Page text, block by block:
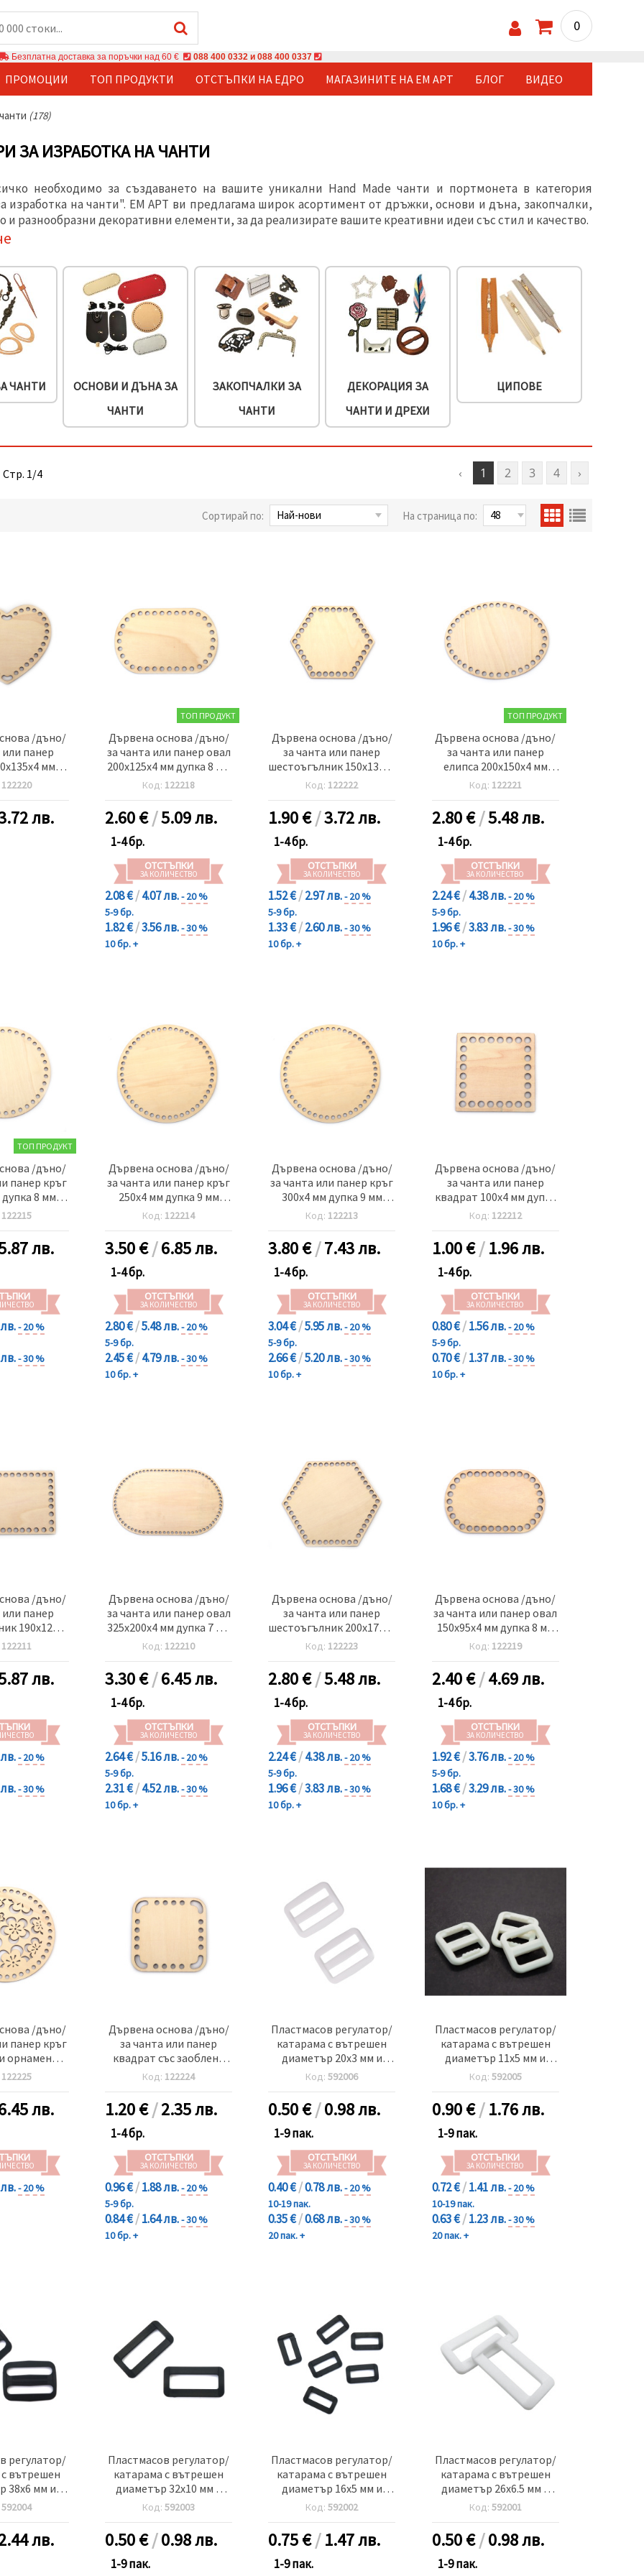
0
Безплатна доставка за поръчки над 60 € 088 400 0332 и 088 400 0337
ПРОМОЦИИ ТОП ПРОДУКТИ ОТСТЪПКИ НА ЕДРО МАГАЗИНИТЕ НА ЕМ АРТ БЛОГ ВИДЕО
(178)
ЗА ИЗРАБОТКА НА ЧАНТИ
необходимо за създаването на вашите уникални Hand Made чанти и портмонета в категория
изработка на чанти". ЕМ АРТ ви предлагама широк асортимент от дръжки, основи и дъна, закопчалки,
и разнообразни декоративни елементи, за да реализирате вашите креативни идеи със стил и качество.
ЧАНТИ
ОСНОВИ И ДЪНА ЗА
ЧАНТИ
ЗАКОПЧАЛКИ ЗА
ЧАНТИ
ДЕКОРАЦИЯ ЗА
ЧАНТИ И ДРЕХИ
ЦИПОВЕ
‹ 1 2 3 4 ›
Стр. 1/4
Сортирай по: На страница по:
/дъно/
или панер
мм
цвят дърво
122220
лв.
ТОП ПРОДУКТ
Дървена основа /дъно/
за чанта или панер овал
200x125x4 мм дупка 8 мм
цвят дърво
Код: 122218
2.60€/5.09 лв.
1-4 бр.
ОТСТЪПКИ
ЗА КОЛИЧЕСТВО
2.08 €/4.07 лв.- 20 %
5-9 бр.
1.82 €/3.56 лв.- 30 %
10 бр. +
Дървена основа /дъно/
за чанта или панер
шестоъгълник 150x130x4
мм дупка 8 мм цвят
дърво
Код: 122222
1.90€/3.72 лв.
1-4 бр.
ОТСТЪПКИ
ЗА КОЛИЧЕСТВО
1.52 €/2.97 лв.- 20 %
5-9 бр.
1.33 €/2.60 лв.- 30 %
10 бр. +
ТОП ПРОДУКТ
Дървена основа /дъно/
за чанта или панер
елипса 200x150x4 мм
дупка 8 мм цвят дърво
Код: 122221
2.80€/5.48 лв.
1-4 бр.
ОТСТЪПКИ
ЗА КОЛИЧЕСТВО
2.24 €/4.38 лв.- 20 %
5-9 бр.
1.96 €/3.83 лв.- 30 %
10 бр. +
ТОП ПРОДУКТ
/дъно/
панер кръг
8 мм
дърво
122215
лв.
- 20 %
- 30 %
Дървена основа /дъно/
за чанта или панер кръг
250x4 мм дупка 9 мм
цвят дърво
Код: 122214
3.50€/6.85 лв.
1-4 бр.
ОТСТЪПКИ
ЗА КОЛИЧЕСТВО
2.80 €/5.48 лв.- 20 %
5-9 бр.
2.45 €/4.79 лв.- 30 %
10 бр. +
Дървена основа /дъно/
за чанта или панер кръг
300x4 мм дупка 9 мм
цвят дърво
Код: 122213
3.80€/7.43 лв.
1-4 бр.
ОТСТЪПКИ
ЗА КОЛИЧЕСТВО
3.04 €/5.95 лв.- 20 %
5-9 бр.
2.66 €/5.20 лв.- 30 %
10 бр. +
Дървена основа /дъно/
за чанта или панер
квадрат 100x4 мм дупка
8 мм цвят дърво
Код: 122212
1.00€/1.96 лв.
1-4 бр.
ОТСТЪПКИ
ЗА КОЛИЧЕСТВО
0.80 €/1.56 лв.- 20 %
5-9 бр.
0.70 €/1.37 лв.- 30 %
10 бр. +
/дъно/
или панер
190x120x4
8 мм цвят
122211
лв.
- 20 %
- 30 %
Дървена основа /дъно/
за чанта или панер овал
325x200x4 мм дупка 7 мм
цвят дърво
Код: 122210
3.30€/6.45 лв.
1-4 бр.
ОТСТЪПКИ
ЗА КОЛИЧЕСТВО
2.64 €/5.16 лв.- 20 %
5-9 бр.
2.31 €/4.52 лв.- 30 %
10 бр. +
Дървена основа /дъно/
за чанта или панер
шестоъгълник 200x174x4
мм дупка 8 мм цвят
дърво
Код: 122223
2.80€/5.48 лв.
1-4 бр.
ОТСТЪПКИ
ЗА КОЛИЧЕСТВО
2.24 €/4.38 лв.- 20 %
5-9 бр.
1.96 €/3.83 лв.- 30 %
10 бр. +
Дървена основа /дъно/
за чанта или панер овал
150x95x4 мм дупка 8 мм
цвят дърво
Код: 122219
2.40€/4.69 лв.
1-4 бр.
ОТСТЪПКИ
ЗА КОЛИЧЕСТВО
1.92 €/3.76 лв.- 20 %
5-9 бр.
1.68 €/3.29 лв.- 30 %
10 бр. +
/дъно/
панер кръг
орнаменти
8 мм
дърво
122225
лв.
- 20 %
Дървена основа /дъно/
за чанта или панер
квадрат със заоблени
ъгли 100x4 мм дупка 6 мм
цвят дърво
Код: 122224
1.20€/2.35 лв.
1-4 бр.
ОТСТЪПКИ
ЗА КОЛИЧЕСТВО
0.96 €/1.88 лв.- 20 %
5-9 бр.
0.84 €/1.64 лв.- 30 %
10 бр. +
Пластмасов регулатор/
катарама с вътрешен
диаметър 20x3 мм и
външен 27x23 мм цвят
бял -20 броя
Код:592006
0.50€/0.98 лв.
1-9 пак.
ОТСТЪПКИ
ЗА КОЛИЧЕСТВО
0.40 €/0.78 лв.- 20 %
10-19 пак.
0.35 €/0.68 лв.- 30 %
20 пак. +
Пластмасов регулатор/
катарама с вътрешен
диаметър 11x5 мм и
външен 17x15 мм цвят
бял -20 броя
Код: 592005
0.90€/1.76 лв.
1-9 пак.
ОТСТЪПКИ
ЗА КОЛИЧЕСТВО
0.72 €/1.41 лв.- 20 %
10-19 пак.
0.63 €/1.23 лв.- 30 %
20 пак. +
регулатор/
вътрешен
38x6 мм и
мм цвят
10 броя
592004
лв.
Пластмасов регулатор/
катарама с вътрешен
диаметър 32x10 мм и
външен 40x20 мм цвят
черен -10 броя
Код:592003
0.50€/0.98 лв.
1-9 пак.
Пластмасов регулатор/
катарама с вътрешен
диаметър 16x5 мм и
външен 23x13 мм цвят
черен -20 броя
Код:592002
0.75€/1.47 лв.
1-9 пак.
Пластмасов регулатор/
катарама с вътрешен
диаметър 26x6.5 мм и
външен 33x17 мм цвят
бял -10 броя
Код: 592001
0.50€/0.98 лв.
1-9 пак.